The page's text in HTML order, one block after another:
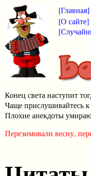
[Главная]
[О сайте]
Конец света наступит
Чаще прислушивайтесь
Плохие анекдоты
Перезимовали весну,